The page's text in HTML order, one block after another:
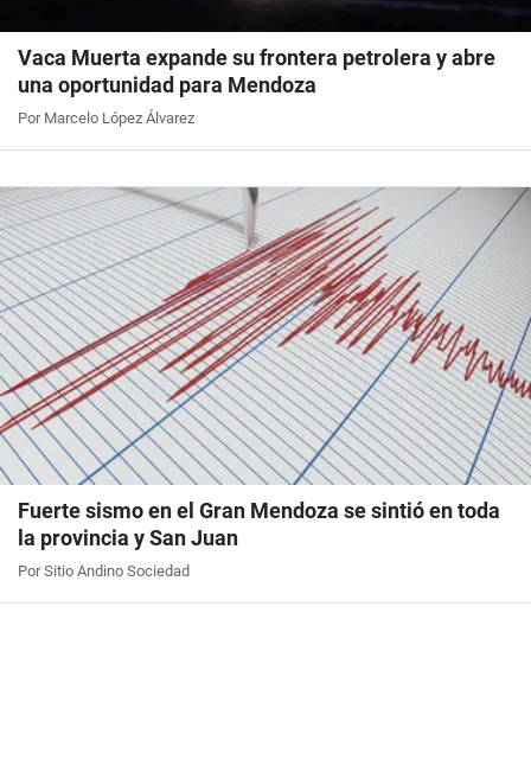
Vaca Muerta expande su frontera petrolera y abre
una oportunidad para Mendoza
Por Marcelo López Álvarez
Fuerte sismo en el Gran Mendoza se sintió en toda
la provincia y San Juan
Por Sitio Andino Sociedad